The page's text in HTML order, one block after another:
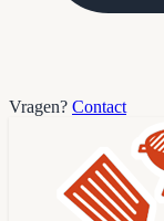
Vragen? Contact